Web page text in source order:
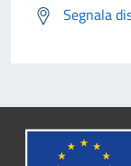
Segnala